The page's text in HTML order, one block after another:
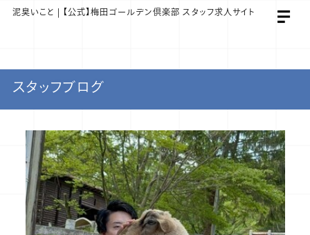
泥臭いこと | 【公式】梅田ゴールデン倶楽部 スタッフ求人サイト
スタッフブログ